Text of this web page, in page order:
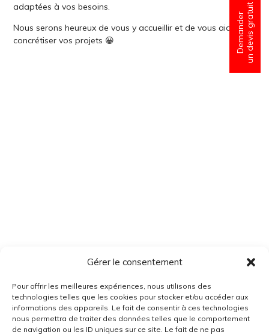
Gérer le consentement
Pour offrir les meilleures expériences, nous utilisons des
technologies telles que les cookies pour stocker et/ou accéder aux
informations des appareils. Le fait de consentir à ces technologies
nous permettra de traiter des données telles que le comportement
de navigation ou les ID uniques sur ce site. Le fait de ne pas
Demanderun devis gratuit
adaptées à vos besoins.
Nous serons heureux de vous y accueillir et de vous aider à
concrétiser vos projets 😀